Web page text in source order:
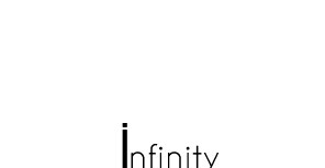
Biblioteci și rafturi